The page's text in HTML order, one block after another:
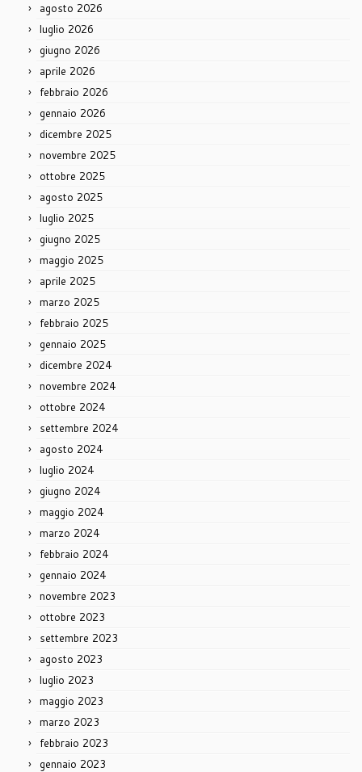
agosto 2026
luglio 2026
giugno 2026
aprile 2026
febbraio 2026
gennaio 2026
dicembre 2025
novembre 2025
ottobre 2025
agosto 2025
luglio 2025
giugno 2025
maggio 2025
aprile 2025
marzo 2025
febbraio 2025
gennaio 2025
dicembre 2024
novembre 2024
ottobre 2024
settembre 2024
agosto 2024
luglio 2024
giugno 2024
maggio 2024
marzo 2024
febbraio 2024
gennaio 2024
novembre 2023
ottobre 2023
settembre 2023
agosto 2023
luglio 2023
maggio 2023
marzo 2023
febbraio 2023
gennaio 2023